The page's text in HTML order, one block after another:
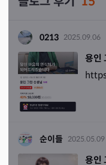
겼지만 다음에 재상
0213 2025.09.06
용인
순이들 2025.05.09